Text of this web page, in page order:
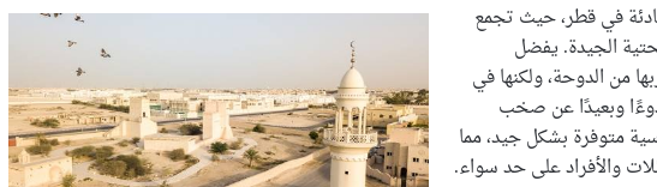
في قطر، حيث تجمع
الجيدة. يفضل
من الدوحة، ولكنها في
وبعيدًا عن صخب
متوفرة بشكل جيد، مما
والأفراد على حد سواء.